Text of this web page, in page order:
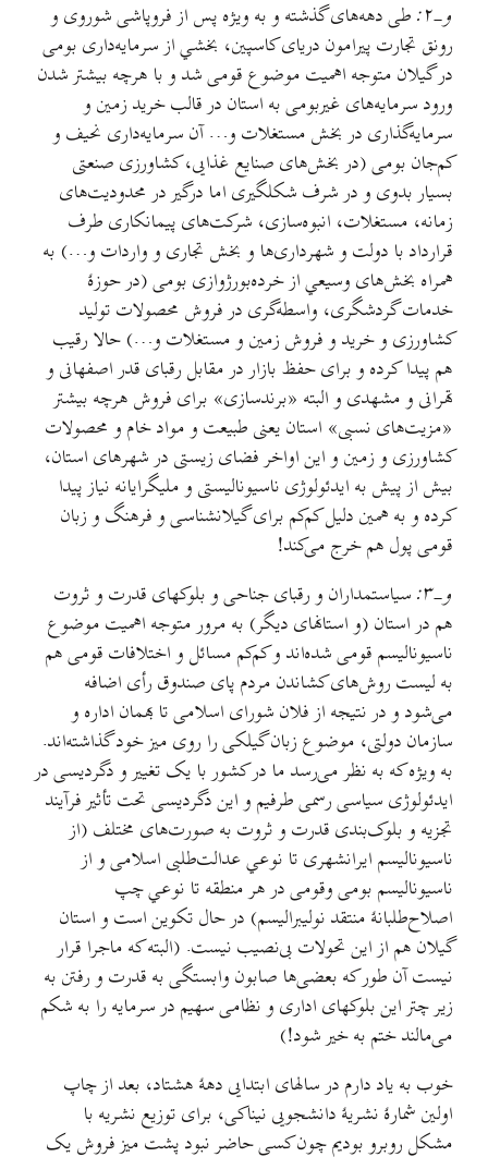
و-۲:
طی دهه‌های گذشته و به ویژه پس از فروپاشی شوروی و
رونق تجارت پیرامون دریای کاسپین، بخشي از سرمایه‌داری بومی
در گیلان متوجه اهمیت موضوع قومی شد و با هرچه بیشتر شدن
ورود سرمایه‌های غیربومی به استان در قالب خرید زمین و
سرمایه‌گذاری در بخش مستغلات و… آن سرمایه‌داری نحیف و
کم‌جان بومی (در بخش‌های صنایع غذایی، کشاورزی صنعتی
بسیار بدوی و در شرف شکلگیری اما درگیر در محدودیت‌های
زمانه، مستغلات، انبوه‌سازی، شرکت‌های پیمانکاری طرف
قرارداد با دولت و شهرداری‌ها و بخش تجاری و واردات و…) به
همراه بخش‌های وسیعي از خرده‌بورژوازی بومی (در حوزهٔ
خدمات گردشگری، واسطه‌گری در فروش محصولات تولید
کشاورزی و خرید و فروش زمین و مستغلات و…) حالا رقیب
هم پیدا کرده و برای حفظ بازار در مقابل رقبای قدر اصفهانی و
تهرانی و مشهدی و البته «برندسازی» برای فروش هرچه بیشتر
«مزیت‌های نسبی» استان یعنی طبیعت و مواد خام و محصولات
کشاورزی و زمین و این اواخر فضای زیستی در شهرهای استان،
بیش از پیش به ایدئولوژی ناسیونالیستی و مليگرایانه نیاز پیدا
کرده و به همین دلیل کم‌کم برای گیلانشناسی و فرهنگ و زبان
قومی پول هم خرج می‌کند!
و-۳:
سیاستمداران و رقبای جناحی و بلوکهای قدرت و ثروت
هم در استان (و استانهای دیگر) به مرور متوجه اهمیت موضوع
ناسيوناليسم قومی شده‌اند و کم‌کم مسائل و اختلافات قومی هم
به لیست روش‌های کشاندن مردم پای صندوق رأی اضافه
می‌شود و در نتیجه از فلان شورای اسلامی تا بهمان اداره و
سازمان دولتی، موضوع زبان گیلکی را روی میز خود گذاشته‌اند.
به ویژه که به نظر می‌رسد ما در کشور با یک تغییر و دگردیسی در
ایدئولوژی سیاسی رسمی طرفیم و این دگردیسی تحت تأثیر فرآیند
تجزیه و بلوک‌بندی قدرت و ثروت به صورت‌های مختلف (از
ناسیونالیسم ایرانشهری تا نوعي عدالت‌طلبی اسلامی و از
ناسیونالیسم بومی وقومی در هر منطقه تا نوعي چپ
اصلاح‌طلبانهٔ منتقد نولیبرالیسم) در حال تکوین است و استان
گیلان هم از این تحولات بی‌نصیب نیست. (البته که ماجرا قرار
نيست آن طور که بعضی‌ها صابون وابستگی به قدرت و رفتن به
زیر چتر این بلوکهای اداری و نظامی سهیم در سرمایه را به شکم
می‌مالند ختم به خیر شود!)
خوب به یاد دارم در سالهای ابتدایی دههٔ هشتاد، بعد از چاپ
اولین شمارهٔ نشریهٔ دانشجویی نیناکی، برای توزیع نشریه با
مشکل روبرو بودیم چون کسی حاضر نبود پشت میز فروش یک